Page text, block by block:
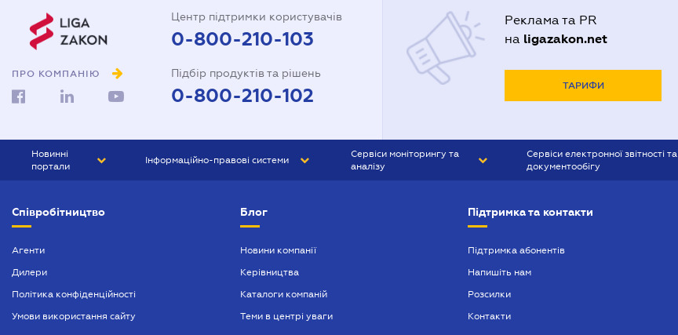
ПРО КОМПАНІЮ
Центр підтримки користувачів
0-800-210-103
Підбір продуктів та рішень
0-800-210-102
Реклама та PR
на ligazakon.net
ТАРИФИ
Новинні
портали
БІЗНЕС
Інформаційно-правові системи
БУХГАЛТЕР ПРОФ
Сервіси моніторингу та
аналізу
Сервіси електронної звітності та
документообігу
Співробітництво
Агенти
Дилери
Політика конфіденційності
Умови використання сайту
Блог
Новини компанії
Керівництва
Каталоги компаній
Теми в центрі уваги
Підтримка та контакти
Підтримка абонентів
Напишіть нам
Розсилки
Контакти